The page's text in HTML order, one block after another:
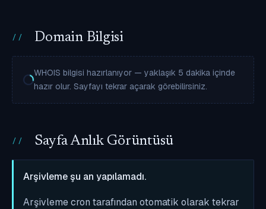
Domain Bilgisi
WHOIS bilgisi hazırlanıyor — yaklaşık 5 dakika içinde
hazır olur. Sayfayı tekrar açarak görebilirsiniz.
Sayfa Anlık Görüntüsü
Arşivleme şu an yapılamadı.
Arşivleme cron tarafından otomatik olarak tekrar